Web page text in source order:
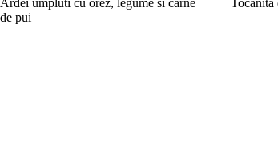
de pui